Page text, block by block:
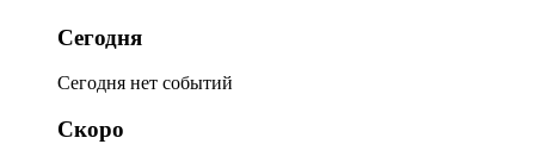
Сегодня
Сегодня нет событий
Скоро